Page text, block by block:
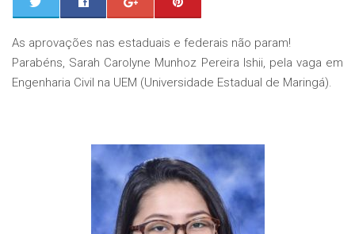
As aprovações nas estaduais e federais não param!
Parabéns, Sarah Carolyne Munhoz Pereira Ishii, pela vaga em
Engenharia Civil na UEM (Universidade Estadual de Maringá).